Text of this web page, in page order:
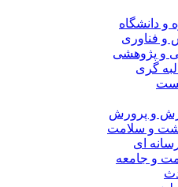
و دانشگاه
و فناوری
و پژوهشی
گری
و پرورش
و سلامت
ای
و جامعه